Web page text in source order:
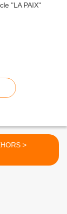
DEHORS >